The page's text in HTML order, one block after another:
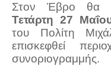
Στον Έβρο θα
Τετάρτη 27
του Πολίτη
επισκεφθεί
συνοριογραμμής.